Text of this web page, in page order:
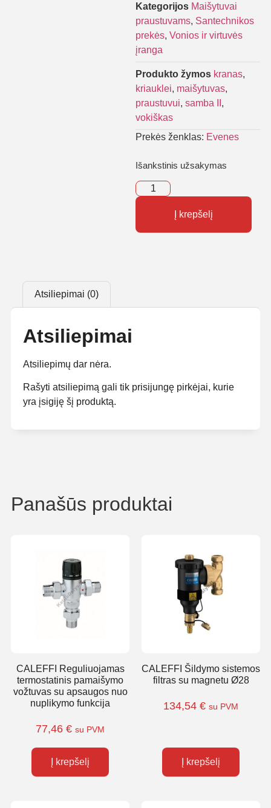
Kategorijos Maišytuvai
praustuvams, Santechnikos
prekės, Vonios ir virtuvės
įranga
Produkto žymos kranas,
kriauklei, maišytuvas,
praustuvui, samba II ,
vokiškas
Prekės ženklas: Evenes
Išankstinis užsakymas
Į krepšelį
Atsiliepimai (0)
Atsiliepimai
Atsiliepimų dar nėra.
Rašyti atsiliepimą gali tik prisijungę pirkėjai, kurie
yra įsigiję šį produktą.
Panašūs produktai
CALEFFI Reguliuojamas
termostatinis pamaišymo
vožtuvas su apsaugos nuo
nuplikymo funkcija
77,46 € su PVM
Į krepšelį
CALEFFI Šildymo sistemos
filtras su magnetu Ø28
134,54 € su PVM
Į krepšelį